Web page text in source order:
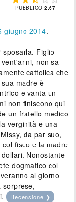
PUBBLICO2.67
giugno 2014.
sposarla. Figlio
non sa
cattolica che
madre è
e vanta un
non finiscono qui
un fratello medico
verginità e una
da par suo,
fisco e la madre
Nonostante
dogmatico col
al giorno
sorprese,
Recensione ❯